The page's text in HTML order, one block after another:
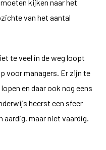
kijken naar het
van het aantal
te veel in de weg loopt
voor managers. Er zijn te
en daar ook nog eens
heerst een sfeer
aardig, maar niet vaardig.